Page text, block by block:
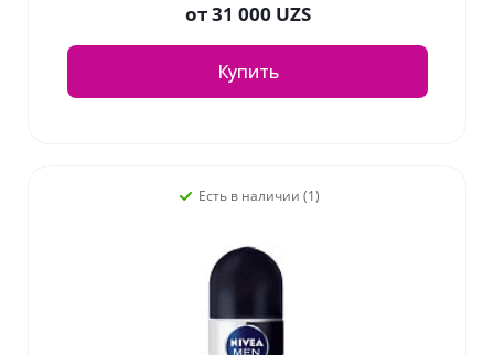
от31 000 UZS
Купить
Есть в наличии (1)